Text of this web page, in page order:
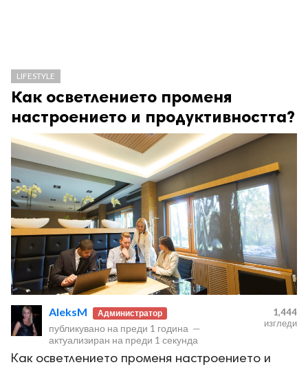
LIFESTYLE
Как осветлението променя
настроението и продуктивността?
AleksM Администратор
публикувано на преди 1 година —
актуализиран на преди 1 секунда
1,444
изгледи
Как осветлението променя настроението и